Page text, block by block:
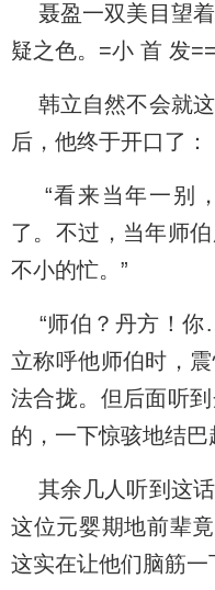
聂盈一双美目望着
疑之色。=小 首 发
韩立自然不会就这
后，他终于开口了：
“看来当年一别
了。不过，当年师
不小的忙。”
“师伯？丹方！
立称呼他师伯时，
法合拢。但后面听
的，一下惊骇地结巴
其余几人听到这话
这位元婴期地前辈
这实在让他们脑筋一